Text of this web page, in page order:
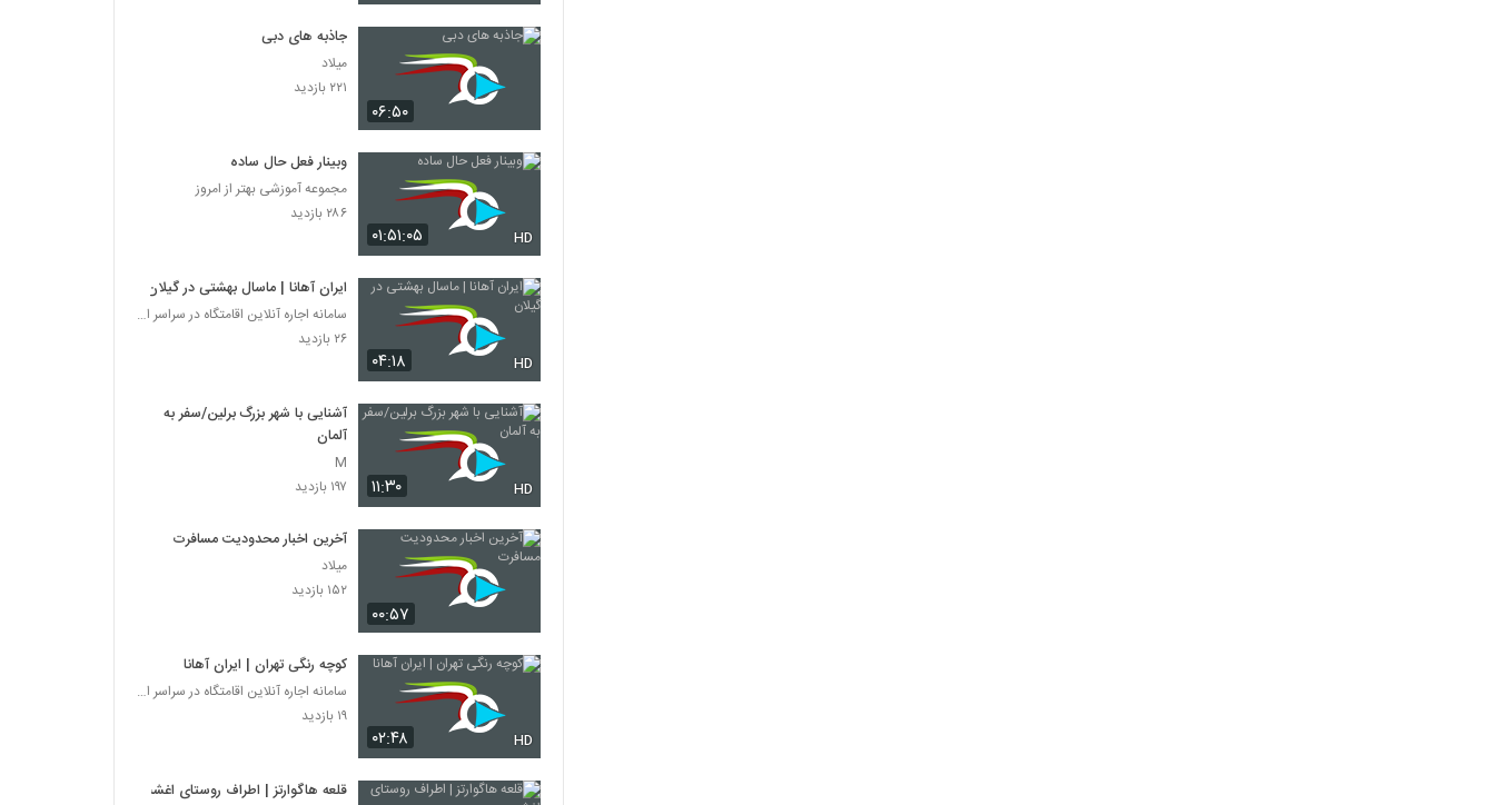
۰۶:۵۰
جاذبه های دبی
میلاد
۲۲۱ بازدید
۰۱:۵۱:۰۵ HD
وبینار فعل حال ساده
مجموعه آموزشی بهتر از امروز
۲۸۶ بازدید
۰۴:۱۸ HD
ایران آهانا | ماسال بهشتی در گیلان
سامانه اجاره آنلاین اقامتگاه در سراسر ایران
۲۶ بازدید
۱۱:۳۰ HD
آشنایی با شهر بزرگ برلین/سفر به
آلمان
M
۱۹۷ بازدید
۰۰:۵۷
آخرین اخبار محدودیت مسافرت‌
میلاد
۱۵۲ بازدید
۰۲:۴۸ HD
کوچه رنگی تهران | ایران آهانا
سامانه اجاره آنلاین اقامتگاه در سراسر ایران
۱۹ بازدید
قلعه هاگوارتز | اطراف روستای اغشت